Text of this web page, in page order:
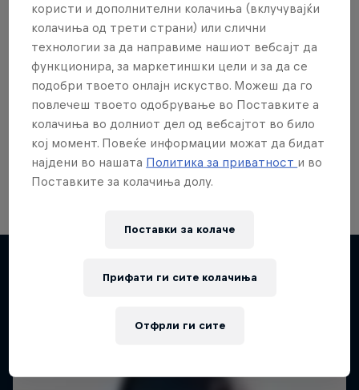
Сакаш повеќе?
Skateboarding
Welcome to the Red Bull Skateboarding hub, your
source for skateboarding news, videos, rider …
Discover the world of skate with Madars Apse
SKATEBOARDING
користи и дополнителни колачиња (вклучувајќи
колачиња од трети страни) или слични
технологии за да направиме нашиот вебсајт да
функционира, за маркетиншки цели и за да се
подобри твоето онлајн искуство. Можеш да го
повлечеш твоето одобрување во Поставките а
колачиња во долниот дел од вебсајтот во било
кој момент. Повеќе информации можат да бидат
најдени во нашата Политика за приватност и во
Поставките за колачиња долу.
Поставки за колачe
Отфрли ги сите
Прифати ги сите колачиња